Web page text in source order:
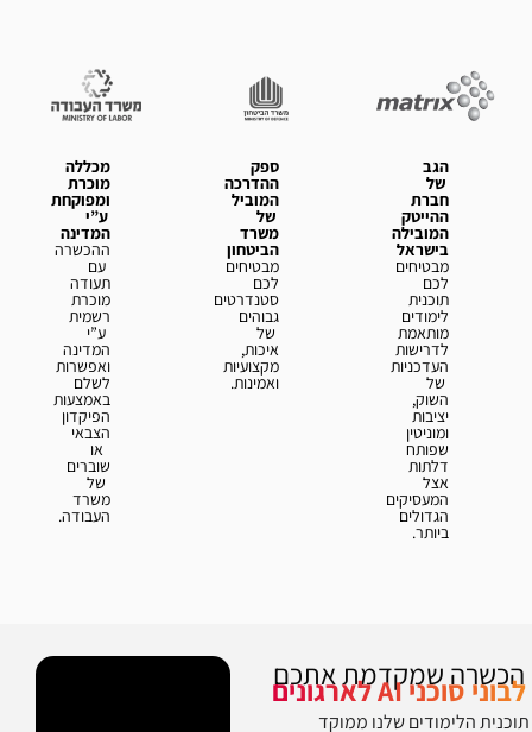
הגב
של
חברת
ההייטק
המובילה
בישראל
מבטיחים
לכם
תוכנית
לימודים
מותאמת
לדרישות
העדכניות
של
השוק,
יציבות
ומוניטין
שפותח
דלתות
אצל
המעסיקים
הגדולים
ביותר.
ספק
ההדרכה
המוביל
של
משרד
הביטחון
מבטיחים
לכם
סטנדרטים
גבוהים
של
איכות,
מקצועיות
ואמינות.
מכללה
מוכרת
ומפוקחת
ע”י
המדינה
ההכשרה
עם
תעודה
מוכרת
רשמית
ע”י
המדינה
ואפשרות
לשלם
באמצעות
הפיקדון
הצבאי
או
שוברים
של
משרד
העבודה.
הכשרה שמקדמת אתכם
לבוני סוכני AI לארגונים
תוכנית הלימודים שלנו ממוקד